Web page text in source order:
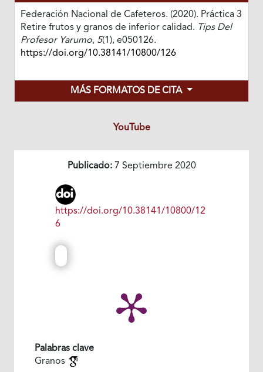
Federación Nacional de Cafeteros. (2020). Práctica 3
Retire frutos y granos de inferior calidad. Tips Del
Profesor Yarumo, 5(1), e050126.
https://doi.org/10.38141/10800/126
MÁS FORMATOS DE CITA
YouTube
Publicado:7 Septiembre 2020
https://doi.org/10.38141/10800/12
6
Palabras clave
Granos